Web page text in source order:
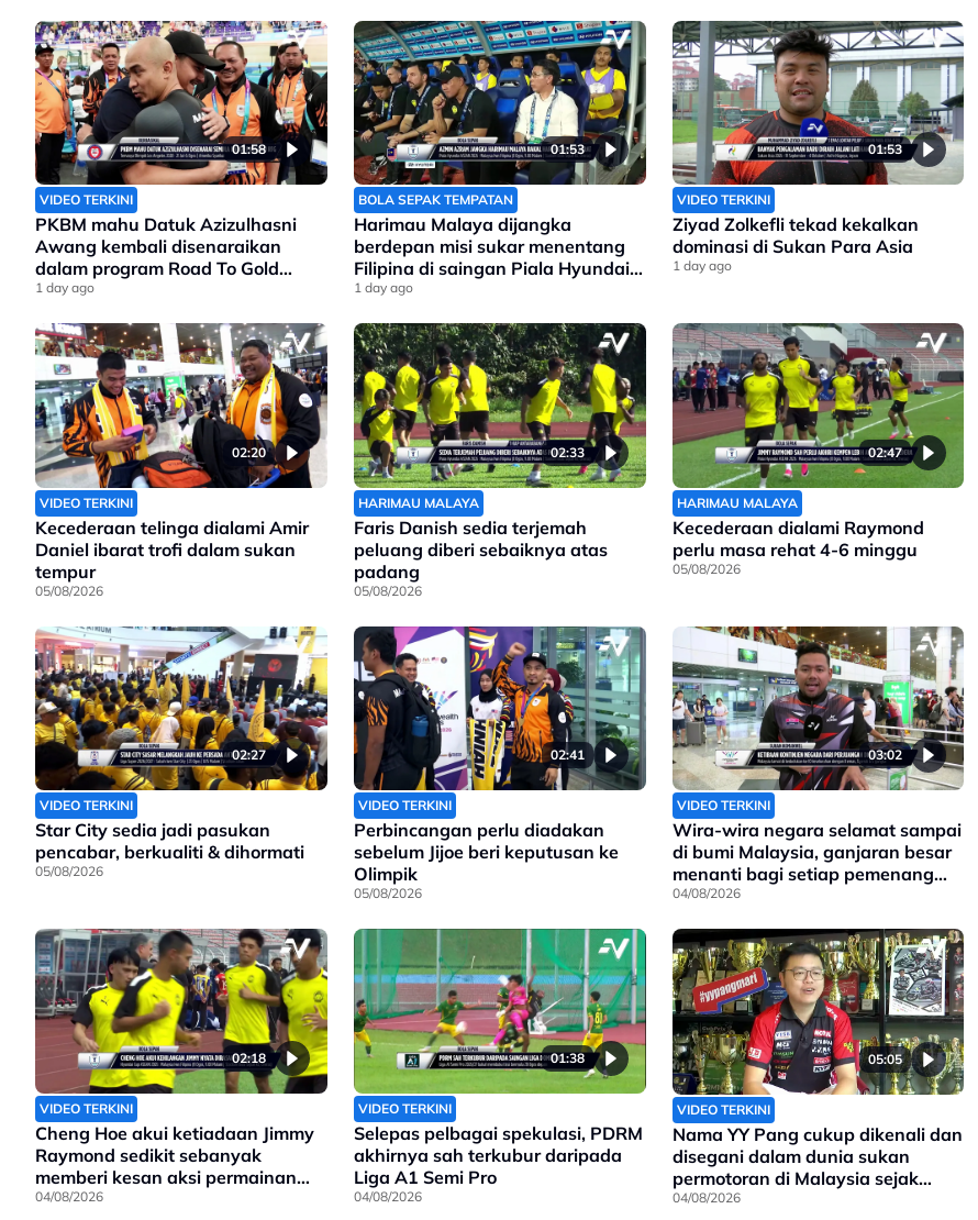
01:58
VIDEO TERKINI
PKBM mahu Datuk Azizulhasni
Awang kembali disenaraikan
dalam program Road To Gold
Olimpik 2028
1 day ago
01:53
BOLA SEPAK TEMPATAN
Harimau Malaya dijangka
berdepan misi sukar menentang
Filipina di saingan Piala Hyundai
Asean
1 day ago
01:53
VIDEO TERKINI
Ziyad Zolkefli tekad kekalkan
dominasi di Sukan Para Asia
1 day ago
02:20
VIDEO TERKINI
Kecederaan telinga dialami Amir
Daniel ibarat trofi dalam sukan
tempur
05/08/2026
02:33
HARIMAU MALAYA
Faris Danish sedia terjemah
peluang diberi sebaiknya atas
padang
05/08/2026
02:47
HARIMAU MALAYA
Kecederaan dialami Raymond
perlu masa rehat 4-6 minggu
05/08/2026
02:27
VIDEO TERKINI
Star City sedia jadi pasukan
pencabar, berkualiti & dihormati
05/08/2026
02:41
VIDEO TERKINI
Perbincangan perlu diadakan
sebelum Jijoe beri keputusan ke
Olimpik
05/08/2026
03:02
VIDEO TERKINI
Wira-wira negara selamat sampai
di bumi Malaysia, ganjaran besar
menanti bagi setiap pemenang
pingat di Sukan Komanwel 2026
04/08/2026
02:18
VIDEO TERKINI
Cheng Hoe akui ketiadaan Jimmy
Raymond sedikit sebanyak
memberi kesan aksi permainan
Harimau Malaya
04/08/2026
01:38
VIDEO TERKINI
Selepas pelbagai spekulasi, PDRM
akhirnya sah terkubur daripada
Liga A1 Semi Pro
04/08/2026
05:05
VIDEO TERKINI
Nama YY Pang cukup dikenali dan
disegani dalam dunia sukan
permotoran di Malaysia sejak
90an, dan kini anak kepada
04/08/2026